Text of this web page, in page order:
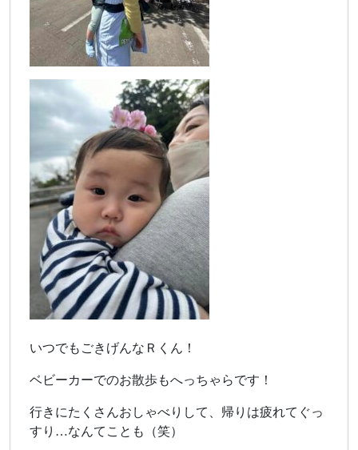
いつでもごきげんなＲくん！
ベビーカーでのお散歩もへっちゃらです！
行きにたくさんおしゃべりして、帰りは疲れてぐっ
すり…なんてことも（笑）